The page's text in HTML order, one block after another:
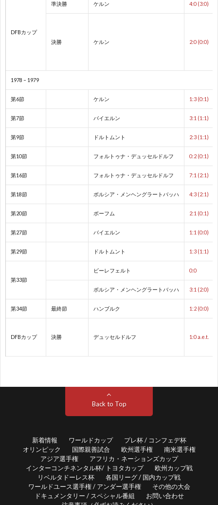
DFBカップ
準決勝 ケルン 4:0 (3:0)
決勝 ケルン 2:0 (0:0)
1978 – 1979
第6節 ケルン 1:3 (0:1)
第7節 バイエルン 3:1 (1:1)
第9節 ドルトムント 2:3 (1:1)
第10節 フォルトゥナ・デュッセルドルフ 0:2 (0:1)
第16節 フォルトゥナ・デュッセルドルフ 7:1 (2:1)
第18節 ボルシア・メンヘングラートバッハ 4:3 (2:1)
第20節 ボーフム 2:1 (0:1)
第27節 バイエルン 1:1 (0:0)
第29節 ドルトムント 1:3 (1:1)
第33節
ビーレフェルト 0:0
ボルシア・メンヘングラートバッハ 3:1 (2:0)
第34節 最終節 ハンブルク 1:2 (0:0)
DFBカップ 決勝 デュッセルドルフ 1:0 a.e.t.
Back to Top
新着情報 ワールドカップ
プレ杯 / コンフェデ杯
オリンピック
国際親善試合 欧州選手権
南米選手権
アジア選手権
アフリカ・ネーションズカップ
インターコンチネンタル杯/ トヨタカップ
欧州カップ戦
リベルタドーレス杯
各国リーグ / 国内カップ戦
ワールドユース選手権 / アンダー選手権
その他の大会
ドキュメンタリー / スペシャル番組
お問い合わせ